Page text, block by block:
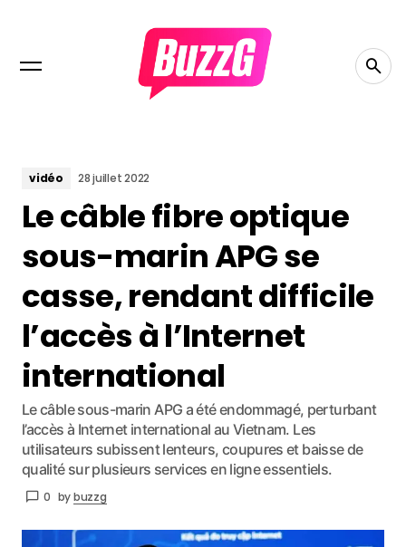
vidéo 28 juillet 2022
Le câble fibre optique
sous-marin APG se
casse, rendant difficile
l’accès à l’Internet
international
Le câble sous-marin APG a été endommagé, perturbant
l’accès à Internet international au Vietnam. Les
utilisateurs subissent lenteurs, coupures et baisse de
qualité sur plusieurs services en ligne essentiels.
0 bybuzzg